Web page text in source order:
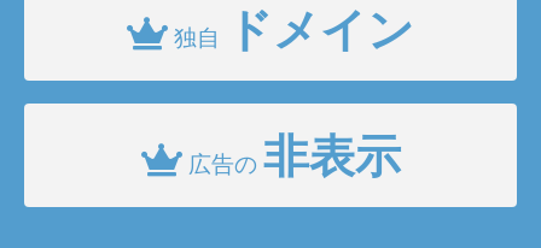
独自 ドメイン
広告の 非表示